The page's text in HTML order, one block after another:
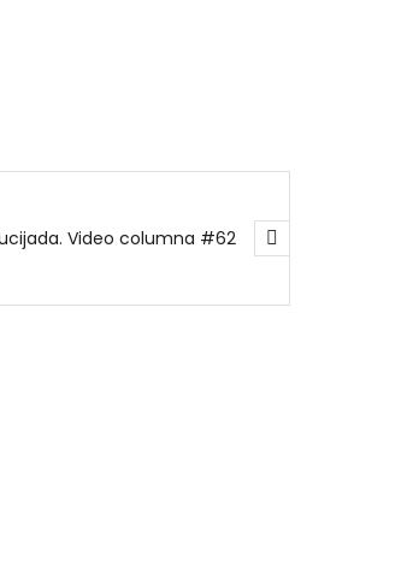
Video columna #62